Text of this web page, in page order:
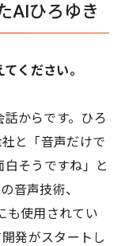
AIひろゆき
ください。
からです。ひろ
と「音声だけで
そうですね」と
音声技術、
も使用されてい
発がスタートし